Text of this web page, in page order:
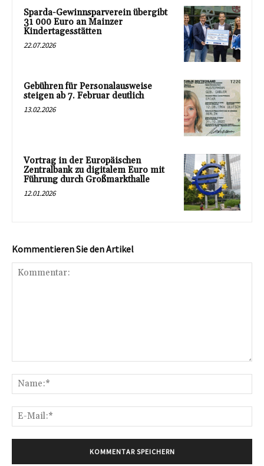
Sparda-Gewinnsparverein übergibt
31 000 Euro an Mainzer
Kindertagesstätten
22.07.2026
Gebühren für Personalausweise
steigen ab 7. Februar deutlich
13.02.2026
Vortrag in der Europäischen
Zentralbank zu digitalem Euro mit
Führung durch Großmarkthalle
12.01.2026
Kommentieren Sie den Artikel